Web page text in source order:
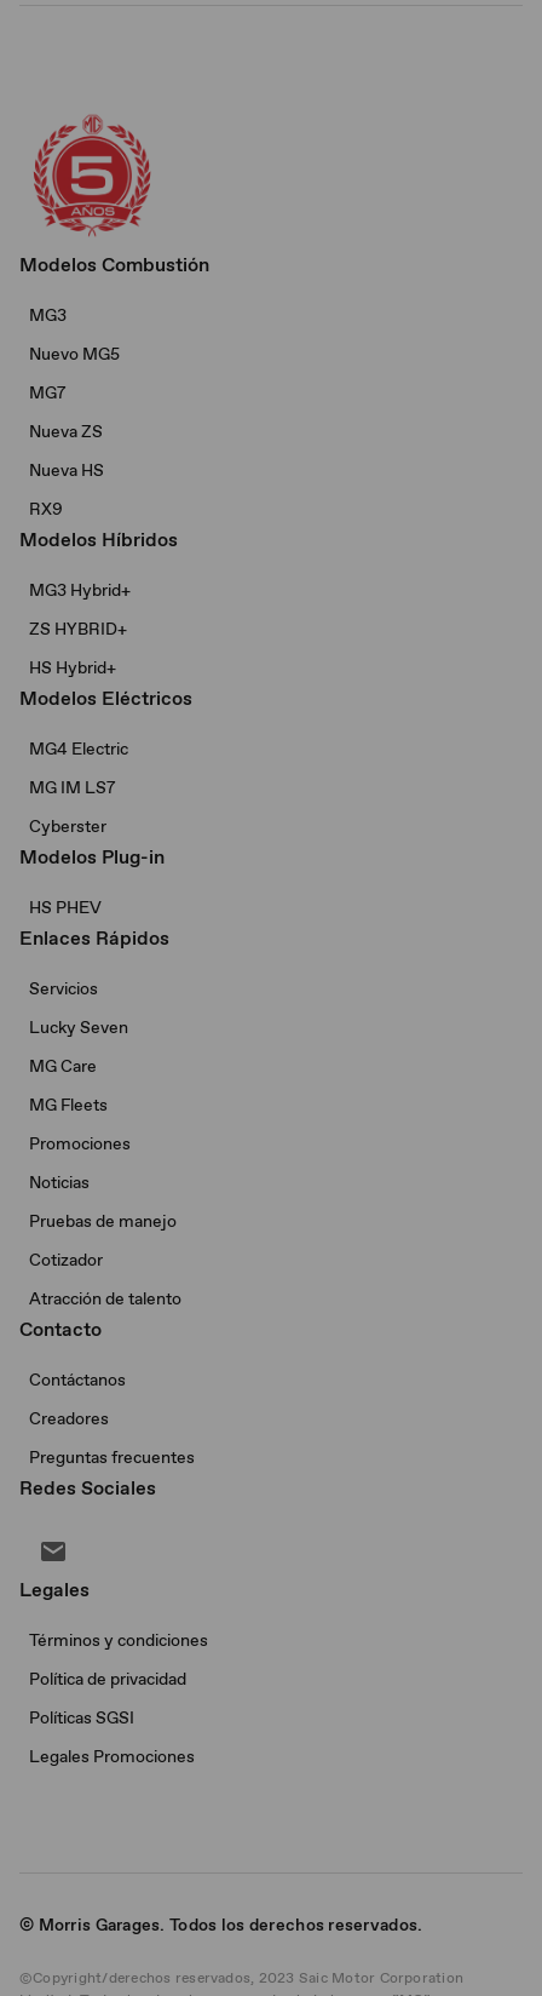
Modelos Combustión
MG3
Nuevo MG5
MG7
Nueva ZS
Nueva HS
RX9
Modelos Híbridos
MG3 Hybrid+​
ZS HYBRID+
HS Hybrid+
Modelos Eléctricos
MG4 Electric
MG IM LS7
Cyberster
Modelos Plug-in
HS PHEV
Enlaces Rápidos
Servicios
Lucky Seven
MG Care
MG Fleets
Promociones
Noticias
Pruebas de manejo
Cotizador
Atracción de talento
Contacto
Contáctanos
Creadores
Preguntas frecuentes
Redes Sociales
Legales
Términos y condiciones
Política de privacidad
Políticas SGSI
Legales Promociones
© Morris Garages. Todos los derechos reservados.
©Copyright/derechos reservados, 2023 Saic Motor Corporation